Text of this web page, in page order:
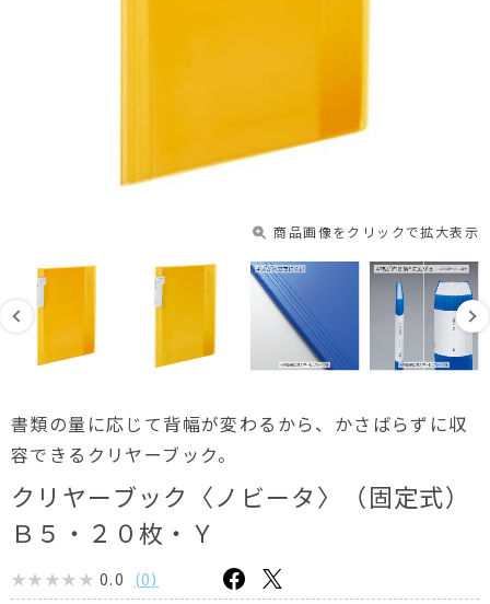
商品画像をクリックで拡大表示
書類の量に応じて背幅が変わるから、かさばらずに収
容できるクリヤーブック。
クリヤーブック〈ノビータ〉（固定式）
Ｂ５・２０枚・Ｙ
0.0 (0)